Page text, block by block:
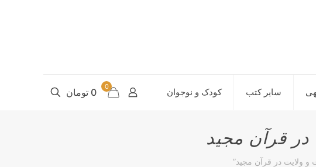
سایر کتب کودک و نوجوان 0 0 تومان
در قرآن مجید
ولایت در قرآن مجید”